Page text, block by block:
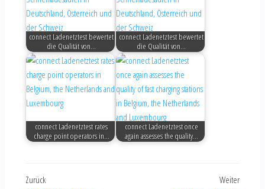
connect Ladenetztest bewertet
die Qualität von…
connect Ladenetztest bewertet
die Qualität von…
connect Ladenetztest rates
charge point operators in…
connect Ladenetztest once
again assesses the quality…
Zurück
Weiter